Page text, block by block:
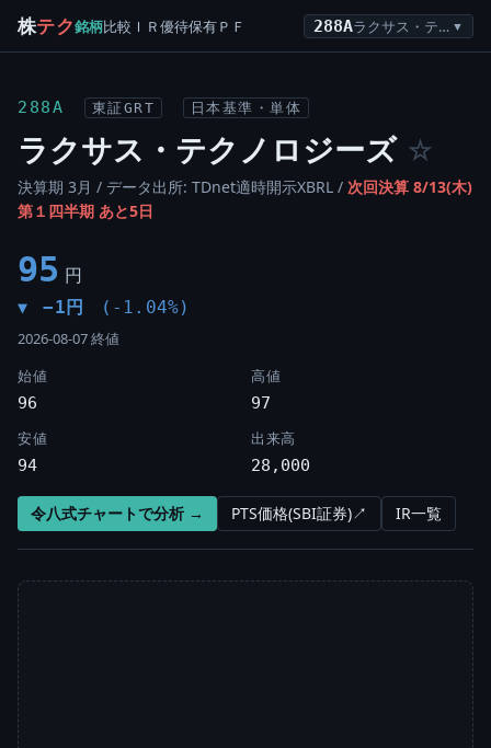
株テク銘柄比較 ＩＲ優待保有ＰＦ 288A ラクサス・テクノロジーズ ▼
288A 東証GRT 日本基準・単体
ラクサス・テクノロジーズ ☆
決算期 3月 / データ出所: TDnet適時開示XBRL / 次回決算 8/13(木)
第１四半期 あと5日
95 円
▼ −1円 (-1.04%)
2026-08-07 終値
始値
96
高値
97
安値
94
出来高
28,000
令八式チャートで分析 → PTS価格(SBI証券)↗ IR一覧